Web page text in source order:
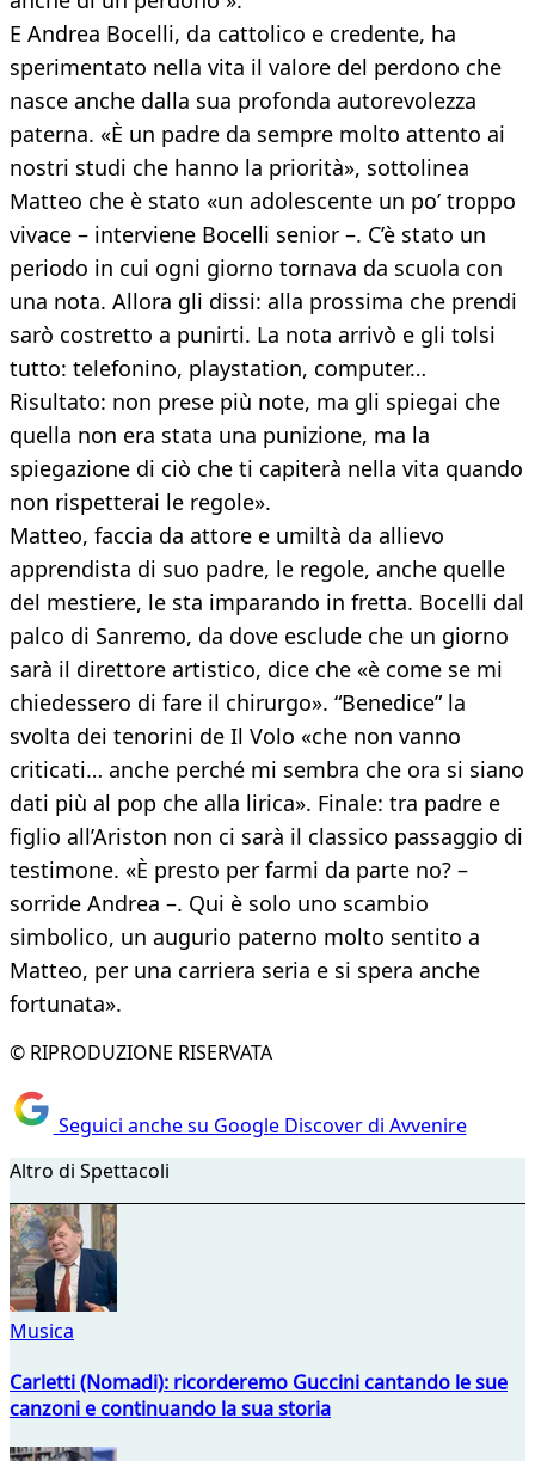
E Andrea Bocelli, da cattolico e credente, ha
sperimentato nella vita il valore del perdono che
nasce anche dalla sua profonda autorevolezza
paterna. «È un padre da sempre molto attento ai
nostri studi che hanno la priorità», sottolinea
Matteo che è stato «un adolescente un po’ troppo
vivace – interviene Bocelli senior –. C’è stato un
periodo in cui ogni giorno tornava da scuola con
una nota. Allora gli dissi: alla prossima che prendi
sarò costretto a punirti. La nota arrivò e gli tolsi
tutto: telefonino, playstation, computer…
Risultato: non prese più note, ma gli spiegai che
quella non era stata una punizione, ma la
spiegazione di ciò che ti capiterà nella vita quando
non rispetterai le regole».
Matteo, faccia da attore e umiltà da allievo
apprendista di suo padre, le regole, anche quelle
del mestiere, le sta imparando in fretta. Bocelli dal
palco di Sanremo, da dove esclude che un giorno
sarà il direttore artistico, dice che «è come se mi
chiedessero di fare il chirurgo». “Benedice” la
svolta dei tenorini de Il Volo «che non vanno
criticati… anche perché mi sembra che ora si siano
dati più al pop che alla lirica». Finale: tra padre e
figlio all’Ariston non ci sarà il classico passaggio di
testimone. «È presto per farmi da parte no? –
sorride Andrea –. Qui è solo uno scambio
simbolico, un augurio paterno molto sentito a
Matteo, per una carriera seria e si spera anche
fortunata».
© RIPRODUZIONE RISERVATA
Seguici anche su Google Discover di Avvenire
Altro di Spettacoli
Musica
Carletti (Nomadi): ricorderemo Guccini cantando le sue
canzoni e continuando la sua storia